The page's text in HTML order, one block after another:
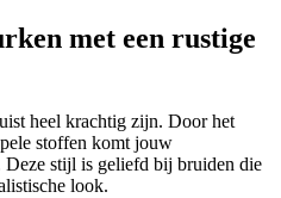
met een rustige
heel krachtig zijn. Door het
stoffen komt jouw
Deze stijl is geliefd bij bruiden die
look.